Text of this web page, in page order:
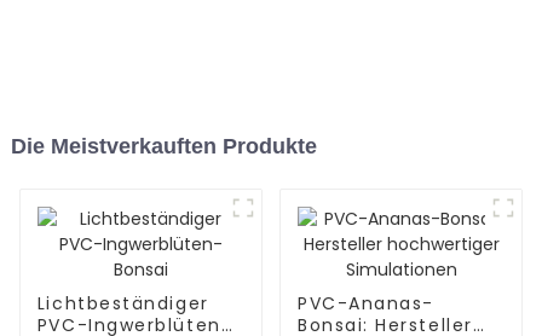
Die Meistverkauften Produkte
Lichtbeständiger
PVC-Ingwerblüten-
PVC-Ananas-
Bonsai: Hersteller